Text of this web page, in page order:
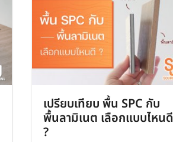
เปรียบเทียบ พื้น SPC กับ
พื้นลามิเนต เลือกแบบไหนดี
?